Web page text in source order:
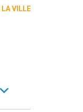
VILLE